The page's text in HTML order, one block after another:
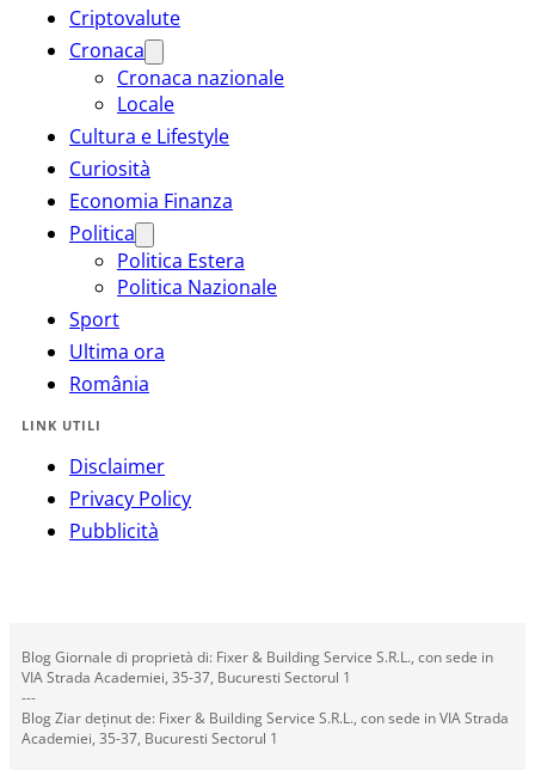
Criptovalute
Cronaca
Cronaca nazionale
Locale
Cultura e Lifestyle
Curiosità
Economia Finanza
Politica
Politica Estera
Politica Nazionale
Sport
Ultima ora
România
LINK UTILI
Disclaimer
Privacy Policy
Pubblicità
Blog Giornale di proprietà di: Fixer & Building Service S.R.L., con sede in
VIA Strada Academiei, 35-37, Bucuresti Sectorul 1
---
Blog Ziar deținut de: Fixer & Building Service S.R.L., con sede in VIA Strada
Academiei, 35-37, Bucuresti Sectorul 1